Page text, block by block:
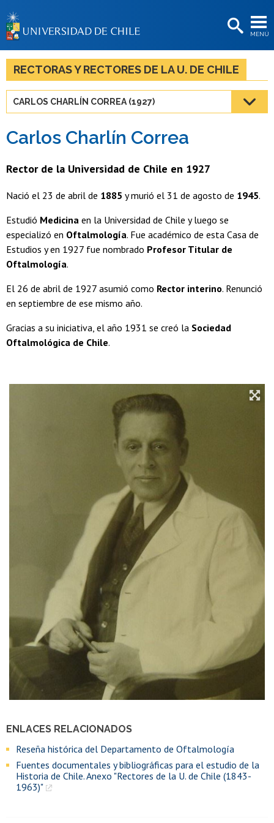
MENÚ
BIBLIOTECAS
LA UNIVERSIDAD
Estudiantes
Académicas/os
Funcionarias/os
RECTORAS Y RECTORES DE LA U. DE CHILE
CARLOS CHARLÍN CORREA (1927)
Carlos Charlín Correa
Rector de la Universidad de Chile en 1927
ENLACES RELACIONADOS
Reseña histórica del Departamento de Oftalmología
Fuentes documentales y bibliográficas para el estudio de la
Historia de Chile. Anexo "Rectores de la U. de Chile (1843-
1963)"
Nació el 23 de abril de 1885 y murió el 31 de agosto de 1945.
Estudió Medicina en la Universidad de Chile y luego se
especializó en Oftalmología. Fue académico de esta Casa de
Estudios y en 1927 fue nombrado Profesor Titular de
Oftalmología.
El 26 de abril de 1927 asumió como Rector interino. Renunció
en septiembre de ese mismo año.
Gracias a su iniciativa, el año 1931 se creó la Sociedad
Oftalmológica de Chile.